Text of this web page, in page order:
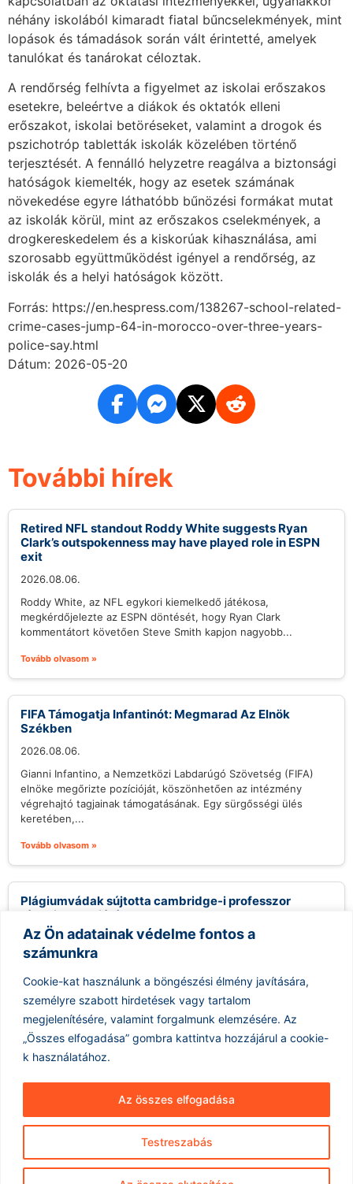
Az Ön adatainak védelme fontos a
számunkra
Cookie-kat használunk a böngészési élmény javítására,
személyre szabott hirdetések vagy tartalom
megjelenítésére, valamint forgalmunk elemzésére. Az
„Összes elfogadása” gombra kattintva hozzájárul a cookie-
k használatához.
Testreszabás
Az összes elfogadása
néhány iskolából kimaradt fiatal bűncselekmények, mint
lopások és támadások során vált érintetté, amelyek
tanulókat és tanárokat céloztak.
A rendőrség felhívta a figyelmet az iskolai erőszakos
esetekre, beleértve a diákok és oktatók elleni
erőszakot, iskolai betöréseket, valamint a drogok és
pszichotróp tabletták iskolák közelében történő
terjesztését. A fennálló helyzetre reagálva a biztonsági
hatóságok kiemelték, hogy az esetek számának
növekedése egyre láthatóbb bűnözési formákat mutat
az iskolák körül, mint az erőszakos cselekmények, a
drogkereskedelem és a kiskorúak kihasználása, ami
szorosabb együttműködést igényel a rendőrség, az
iskolák és a helyi hatóságok között.
Forrás: https://en.hespress.com/138267-school-related-
crime-cases-jump-64-in-morocco-over-three-years-
police-say.html
Dátum: 2026-05-20
További hírek
Retired NFL standout Roddy White suggests Ryan
Clark’s outspokenness may have played role in ESPN
exit
2026.08.06.
Roddy White, az NFL egykori kiemelkedő játékosa,
megkérdőjelezte az ESPN döntését, hogy Ryan Clark
kommentátort követően Steve Smith kapjon nagyobb...
Tovább olvasom »
FIFA Támogatja Infantinót: Megmarad Az Elnök
Székben
2026.08.06.
Gianni Infantino, a Nemzetközi Labdarúgó Szövetség (FIFA)
elnöke megőrizte pozícióját, köszönhetően az intézmény
végrehajtó tagjainak támogatásának. Egy sürgősségi ülés
keretében,...
Tovább olvasom »
Plágiumvádak sújtotta cambridge-i professzor
távozik posztjáról
2026.08.06.
Jason Arday, a Cambridge-i Egyetem professzora, aki nemrég
került a figyelem középpontjába több plágiumváddal
kapcsolatban, távozott pozíciójából, miután az egyetem...
Tovább olvasom »
Hírarchívum Impresszum
ÁSZF